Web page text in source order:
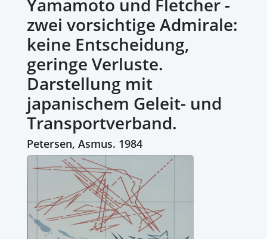
Yamamoto und Fletcher -
zwei vorsichtige Admirale:
keine Entscheidung,
geringe Verluste.
Darstellung mit
japanischem Geleit- und
Transportverband.
Petersen, Asmus. 1984